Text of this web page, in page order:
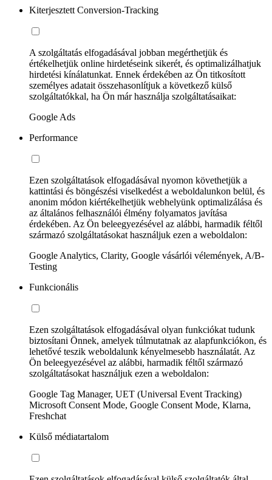
Kiterjesztett Conversion-Tracking
A szolgáltatás elfogadásával jobban megérthetjük és
értékelhetjük online hirdetéseink sikerét, és optimalizálhatjuk
hirdetési kínálatunkat. Ennek érdekében az Ön titkosított
személyes adatait összehasonlítjuk a következő külső
szolgáltatókkal, ha Ön már használja szolgáltatásaikat:
Google Ads
Performance
Ezen szolgáltatások elfogadásával nyomon követhetjük a
kattintási és böngészési viselkedést a weboldalunkon belül, és
anonim módon kiértékelhetjük webhelyünk optimalizálása és
az általános felhasználói élmény folyamatos javítása
érdekében. Az Ön beleegyezésével az alábbi, harmadik féltől
származó szolgáltatásokat használjuk ezen a weboldalon:
Google Analytics, Clarity, Google vásárlói vélemények, A/B-
Testing
Funkcionális
Ezen szolgáltatások elfogadásával olyan funkciókat tudunk
biztosítani Önnek, amelyek túlmutatnak az alapfunkciókon, és
lehetővé teszik weboldalunk kényelmesebb használatát. Az
Ön beleegyezésével az alábbi, harmadik féltől származó
szolgáltatásokat használjuk ezen a weboldalon:
Google Tag Manager, UET (Universal Event Tracking)
Microsoft Consent Mode, Google Consent Mode, Klarna,
Freshchat
Külső médiatartalom